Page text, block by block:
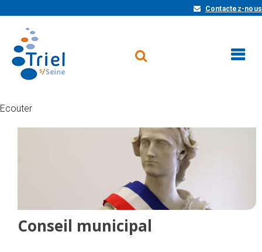
Contactez-nous
Ecouter
Conseil municipal